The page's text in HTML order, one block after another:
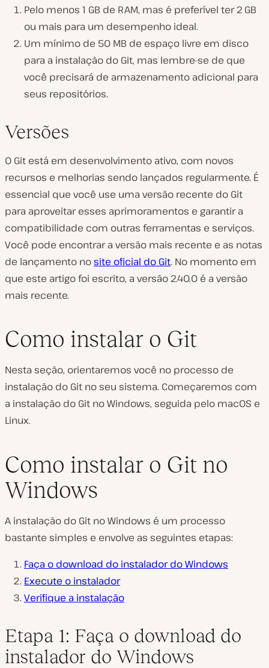
Pelo menos 1 GB de RAM, mas é preferível ter 2 GB
ou mais para um desempenho ideal.
Um mínimo de 50 MB de espaço livre em disco
para a instalação do Git, mas lembre-se de que
você precisará de armazenamento adicional para
seus repositórios.
Versões
O Git está em desenvolvimento ativo, com novos
recursos e melhorias sendo lançados regularmente. É
essencial que você use uma versão recente do Git
para aproveitar esses aprimoramentos e garantir a
compatibilidade com outras ferramentas e serviços.
Você pode encontrar a versão mais recente e as notas
de lançamento nosite oficial do Git. No momento em
que este artigo foi escrito, a versão 2.40.0 é a versão
mais recente.
Como instalar o Git
Nesta seção, orientaremos você no processo de
instalação do Git no seu sistema. Começaremos com
a instalação do Git no Windows, seguida pelo macOS e
Linux.
Como instalar o Git no
Windows
A instalação do Git no Windows é um processo
bastante simples e envolve as seguintes etapas:
Faça o download do instalador do Windows
Execute o instalador
Verifique a instalação
Etapa 1: Faça o download do
instalador do Windows